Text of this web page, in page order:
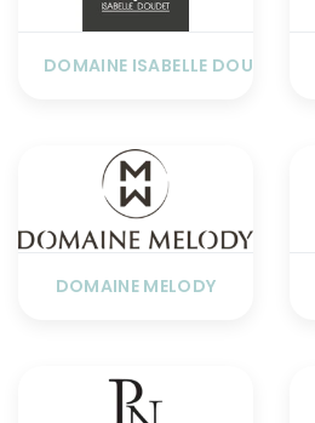
DOMAINE ISABELLE DOUDET
DOMAINE MELODY